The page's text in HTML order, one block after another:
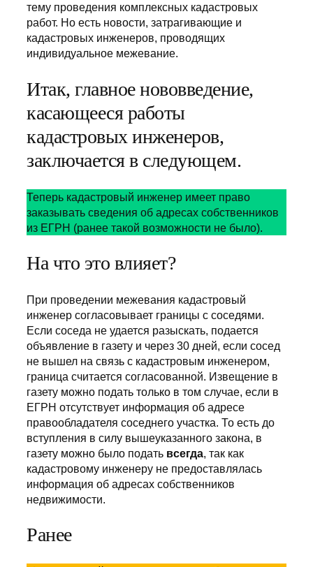
тему проведения комплексных кадастровых
работ. Но есть новости, затрагивающие и
кадастровых инженеров, проводящих
индивидуальное межевание.
Итак, главное нововведение,
касающееся работы
кадастровых инженеров,
заключается в следующем.
Теперь кадастровый инженер имеет право
заказывать сведения об адресах собственников
из ЕГРН (ранее такой возможности не было).
На что это влияет?
При проведении межевания кадастровый
инженер согласовывает границы с соседями.
Если соседа не удается разыскать, подается
объявление в газету и через 30 дней, если сосед
не вышел на связь с кадастровым инженером,
граница считается согласованной. Извещение в
газету можно подать только в том случае, если в
ЕГРН отсутствует информация об адресе
правообладателя соседнего участка. То есть до
вступления в силу вышеуказанного закона, в
газету можно было подать всегда, так как
кадастровому инженеру не предоставлялась
информация об адресах собственников
недвижимости.
Ранее